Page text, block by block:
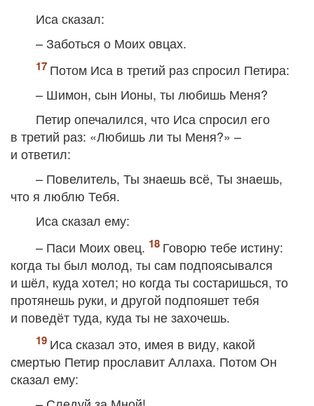
Иса сказал:
– Заботься о Моих овцах.
Потом Иса в третий раз спросил Петира:
– Шимон, сын Ионы, ты любишь Меня?
Петир опечалился, что Иса спросил его
в третий раз: «Любишь ли ты Меня?» –
и ответил:
– Повелитель, Ты знаешь всё, Ты знаешь,
что я люблю Тебя.
Иса сказал ему:
– Паси Моих овец.
Говорю тебе истину:
когда ты был молод, ты сам подпоясывался
и шёл, куда хотел; но когда ты состаришься, то
протянешь руки, и другой подпояшет тебя
и поведёт туда, куда ты не захочешь.
Иса сказал это, имея в виду, какой
смертью Петир прославит Аллаха. Потом Он
сказал ему: